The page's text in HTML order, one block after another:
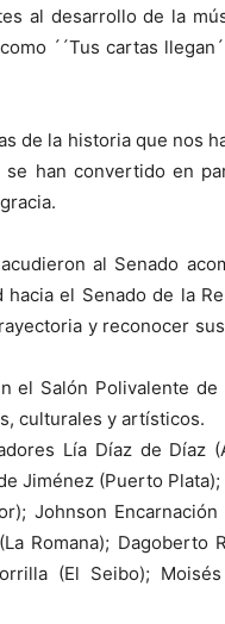
al desarrollo de la
´´Tus cartas
de la historia que nos
han convertido en
al Senado
el Senado de la
y reconocer
el Salón Polivalente
culturales y artísticos.
Lía Díaz de Díaz
Jiménez (Puerto
Johnson
Romana); Dagoberto
(El Seibo);